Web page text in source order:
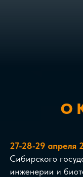
О
27-28-29 апреля
Сибирского
инженерии и